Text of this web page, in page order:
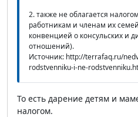
2. также не облагается
работникам и членам их
конвенцией о консульских и
отношений).
Источник: http://terrafaq.ru/
rodstvenniku-i-ne-
То есть дарение детям и
налогом.